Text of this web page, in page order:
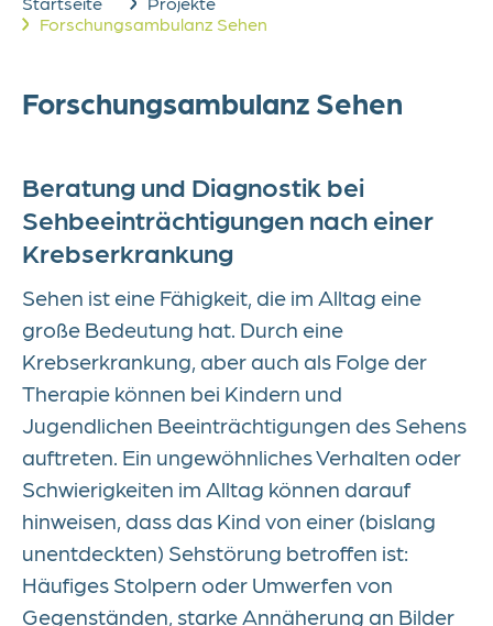
Forschungsambulanz Sehen
Forschungsambulanz Sehen
Beratung und Diagnostik bei
Sehbeeinträchtigungen nach einer
Krebserkrankung
Sehen ist eine Fähigkeit, die im Alltag eine
große Bedeutung hat. Durch eine
Krebserkrankung, aber auch als Folge der
Therapie können bei Kindern und
Jugendlichen Beeinträchtigungen des Sehens
auftreten. Ein ungewöhnliches Verhalten oder
Schwierigkeiten im Alltag können darauf
hinweisen, dass das Kind von einer (bislang
unentdeckten) Sehstörung betroffen ist:
Häufiges Stolpern oder Umwerfen von
Gegenständen, starke Annäherung an Bilder